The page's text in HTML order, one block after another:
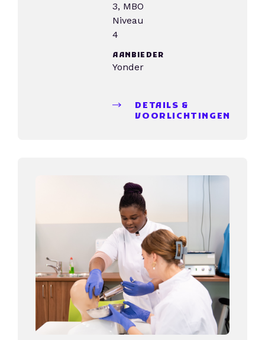
3, MBO
Niveau
4
AANBIEDER
Yonder
DETAILS &
VOORLICHTINGEN